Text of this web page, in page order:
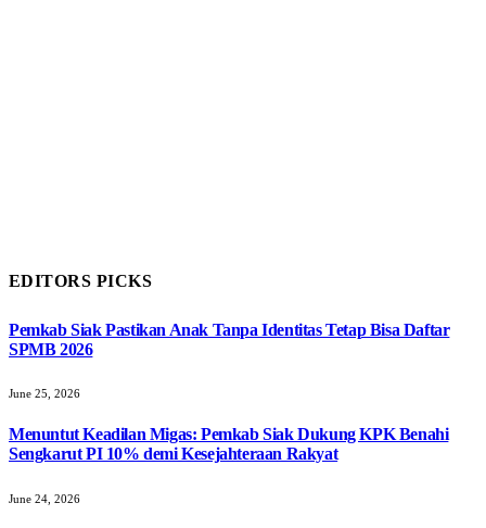
EDITORS PICKS
Pemkab Siak Pastikan Anak Tanpa Identitas Tetap Bisa Daftar
SPMB 2026
June 25, 2026
Menuntut Keadilan Migas: Pemkab Siak Dukung KPK Benahi
Sengkarut PI 10% demi Kesejahteraan Rakyat
June 24, 2026